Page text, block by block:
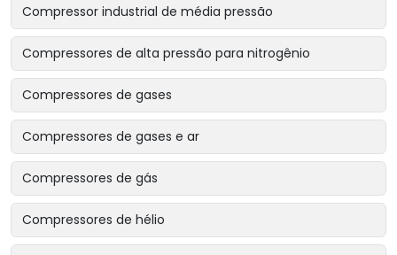
Compressor industrial de média pressão
Compressores de alta pressão para nitrogênio
Compressores de gases
Compressores de gases e ar
Compressores de gás
Compressores de hélio